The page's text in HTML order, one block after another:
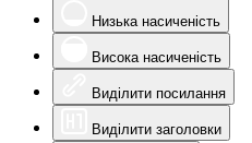
Низька насиченість
Висока насиченість
Виділити посилання
Виділити заголовки